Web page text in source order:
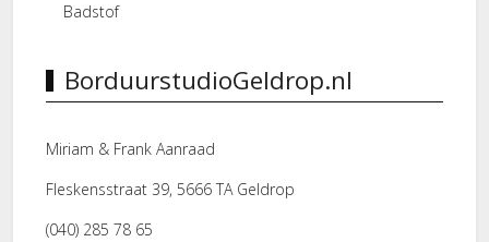
Badstof
BorduurstudioGeldrop.nl
Miriam & Frank Aanraad
Fleskensstraat 39, 5666 TA Geldrop
(040) 285 78 65